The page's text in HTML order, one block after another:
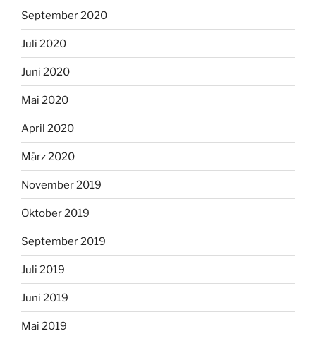
September 2020
Juli 2020
Juni 2020
Mai 2020
April 2020
März 2020
November 2019
Oktober 2019
September 2019
Juli 2019
Juni 2019
Mai 2019